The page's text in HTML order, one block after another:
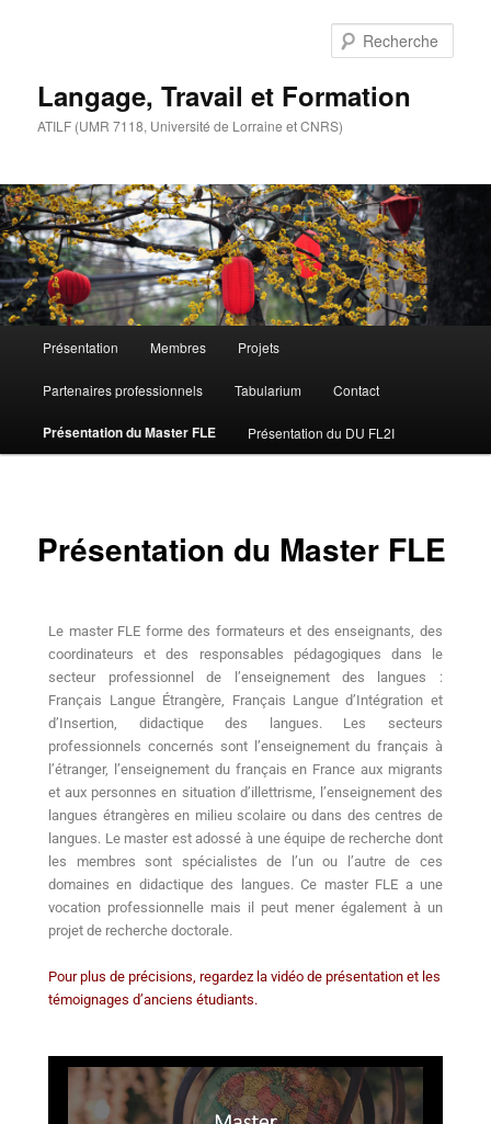
Langage, Travail et Formation
ATILF (UMR 7118, Université de Lorraine et CNRS)
principal
Présentation Membres Projets
Partenaires professionnels Tabularium Contact
Présentation du Master FLE Présentation du DU FL2I
Présentation du Master FLE
Le master FLE forme des formateurs et des enseignants, des
coordinateurs et des responsables pédagogiques dans le
secteur professionnel de l’enseignement des langues :
Français Langue Étrangère, Français Langue d’Intégration et
d’Insertion, didactique des langues. Les secteurs
professionnels concernés sont l’enseignement du français à
l’étranger, l’enseignement du français en France aux migrants
et aux personnes en situation d’illettrisme, l’enseignement des
langues étrangères en milieu scolaire ou dans des centres de
langues. Le master est adossé à une équipe de recherche dont
les membres sont spécialistes de l’un ou l’autre de ces
domaines en didactique des langues. Ce master FLE a une
vocation professionnelle mais il peut mener également à un
projet de recherche doctorale.
Pour plus de précisions, regardez la vidéo de présentation et les
témoignages d’anciens étudiants.